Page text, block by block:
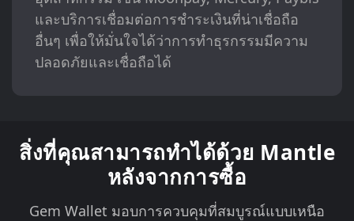
และบริการเชื่อมต่อการชำระเงินที่น่าเชื่อถือ
อื่นๆ เพื่อให้มั่นใจได้ว่าการทำธุรกรรมมีความ
ปลอดภัยและเชื่อถือได้
สิ่งที่คุณสามารถทำได้ด้วย Mantle
หลังจากการซื้อ
Gem Wallet มอบการควบคุมที่สมบูรณ์แบบเหนือ